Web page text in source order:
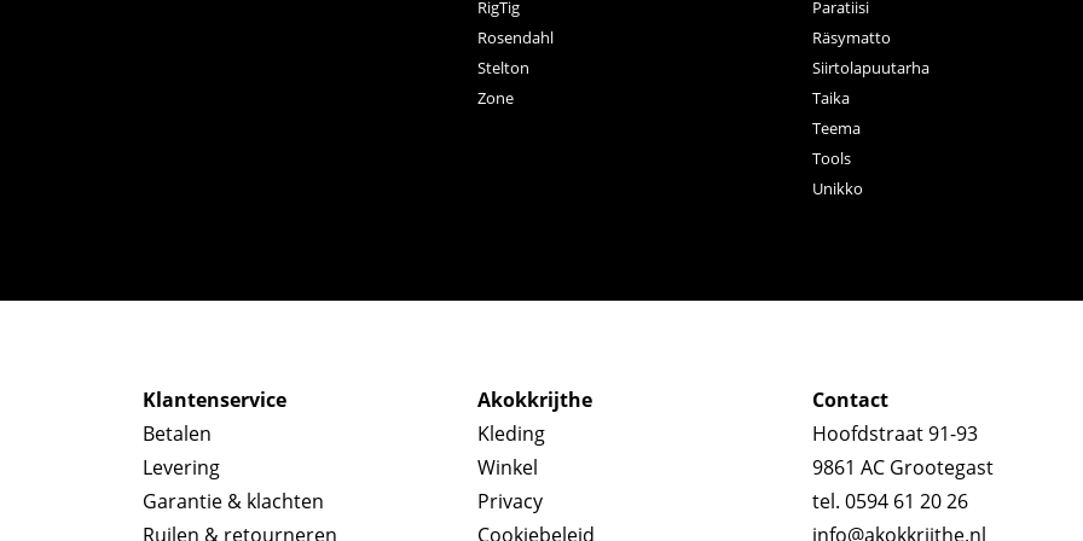
RigTig
Rosendahl
Stelton
Zone
Paratiisi
Räsymatto
Siirtolapuutarha
Taika
Teema
Tools
Unikko
Klantenservice
Betalen
Levering
Garantie & klachten
Ruilen & retourneren
Akokkrijthe
Kleding
Winkel
Privacy
Cookiebeleid
Contact
Hoofdstraat 91-93
9861 AC Grootegast
tel. 0594 61 20 26
info@akokkrijthe.nl